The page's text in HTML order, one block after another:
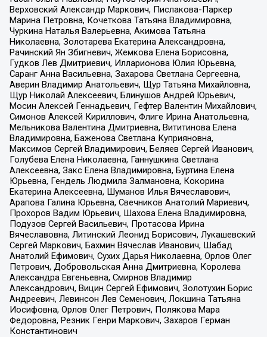
Верховский Александр Маркович, Пислакова-Паркер
Марина Петровна, Кочеткова Татьяна Владимировна,
Чуркина Наталья Валерьевна, Акимова Татьяна
Николаевна, Золотарева Екатерина Александровна,
Рачинский Ян Збигневич, Жемкова Елена Борисовна,
Гудков Лев Дмитриевич, Илларионова Юлия Юрьевна,
Саранг Анна Васильевна, Захарова Светлана Сергеевна,
Аверин Владимир Анатольевич, Щур Татьяна Михайловна,
Щур Николай Алексеевич, Блинушов Андрей Юрьевич,
Мосин Алексей Геннадьевич, Гефтер Валентин Михайлович,
Симонов Алексей Кириллович, Флиге Ирина Анатольевна,
Мельникова Валентина Дмитриевна, Вититинова Елена
Владимировна, Баженова Светлана Куприяновна,
Максимов Сергей Владимирович, Беляев Сергей Иванович,
Голубева Елена Николаевна, Ганнушкина Светлана
Алексеевна, Закс Елена Владимировна, Буртина Елена
Юрьевна, Гендель Людмила Залмановна, Кокорина
Екатерина Алексеевна, Шуманов Илья Вячеславович,
Арапова Галина Юрьевна, Свечников Анатолий Мариевич,
Прохоров Вадим Юрьевич, Шахова Елена Владимировна,
Подузов Сергей Васильевич, Протасова Ирина
Вячеславовна, Литинский Леонид Борисович, Лукашевский
Сергей Маркович, Бахмин Вячеслав Иванович, Шабад
Анатолий Ефимович, Сухих Дарья Николаевна, Орлов Олег
Петрович, Добровольская Анна Дмитриевна, Королева
Александра Евгеньевна, Смирнов Владимир
Александрович, Вицин Сергей Ефимович, Золотухин Борис
Андреевич, Левинсон Лев Семенович, Локшина Татьяна
Иосифовна, Орлов Олег Петрович, Полякова Мара
Федоровна, Резник Генри Маркович, Захаров Герман
Константинович